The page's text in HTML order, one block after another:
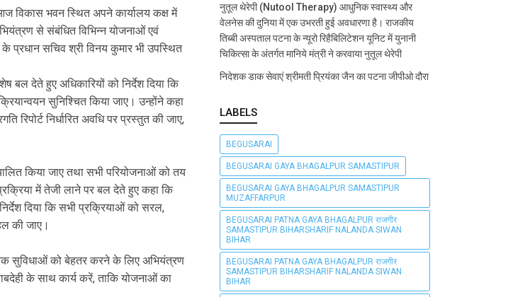
आज विकास भवन स्थित अपने कार्यालय कक्ष में
से संबंधित विभिन्न योजनाओं एवं
प्रधान सचिव श्री विनय कुमार भी उपस्थित
बल देते हुए अधिकारियों को निर्देश दिया कि
सुनिश्चित किया जाए। उन्होंने कहा
रिपोर्ट निर्धारित अवधि पर प्रस्तुत की जाए,
किया जाए तथा सभी परियोजनाओं को तय
में तेजी लाने पर बल देते हुए कहा कि
दिया कि सभी प्रक्रियाओं को सरल,
की जाए।
सुविधाओं को बेहतर करने के लिए अभियंत्रण
के साथ कार्य करें, ताकि योजनाओं का
नुतूल थेरेपी (Nutool Therapy) आधुनिक स्वास्थ्य और
वेलनेस की दुनिया में एक उभरती हुई अवधारणा है। राजकीय
तिब्बी अस्पताल पटना के न्यूरो रिहैबिलिटेशन यूनिट में युनानी
चिकित्सा के अंतर्गत मानिये मंत्री ने करवाया नुतूल थेरेपी
निदेशक डाक सेवाएं श्रीमती प्रियंका जैन का पटना जीपीओ दौरा
LABELS
BEGUSARAI
BEGUSARAI GAYA BHAGALPUR SAMASTIPUR
BEGUSARAI GAYA BHAGALPUR SAMASTIPUR
MUZAFFARPUR
BEGUSARAI PATNA GAYA BHAGALPUR राजगीर
SAMASTIPUR BIHARSHARIF NALANDA SIWAN
BIHAR
BEGUSARAI PATNA GAYA BHAGALPUR राजगीर
SAMASTIPUR BIHARSHARIF NALANDA SIWAN
BIHAR